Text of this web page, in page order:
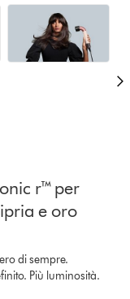
r™ per
e oro
di sempre.
Più luminosità.